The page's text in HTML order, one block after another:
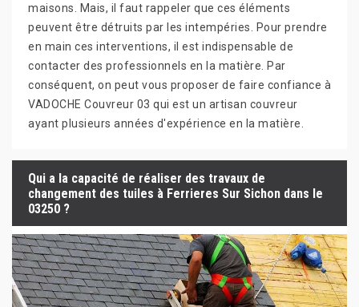
maisons. Mais, il faut rappeler que ces éléments
peuvent être détruits par les intempéries. Pour prendre
en main ces interventions, il est indispensable de
contacter des professionnels en la matière. Par
conséquent, on peut vous proposer de faire confiance à
VADOCHE Couvreur 03 qui est un artisan couvreur
ayant plusieurs années d'expérience en la matière.
Qui a la capacité de réaliser des travaux de
changement des tuiles à Ferrieres Sur Sichon dans le
03250 ?